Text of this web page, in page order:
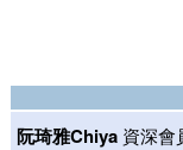
阮琦雅Chiya 資深會